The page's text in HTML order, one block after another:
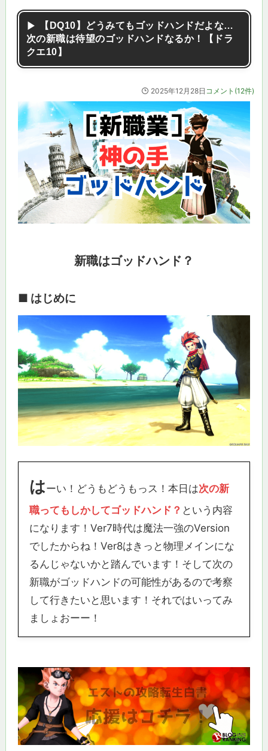
【DQ10】どうみてもゴッドハンドだよな…
次の新職は待望のゴッドハンドなるか！【ドラ
クエ10】
2025年12月28日 コメント(12件)
新職はゴッドハンド？
■ はじめに
はーい！どうもどうもっス！本日は次の新
職ってもしかしてゴッドハンド？ という内容
になります！Ver7時代は魔法一強のVersion
でしたからね！Ver8はきっと物理メインにな
るんじゃないかと踏んでいます！そして次の
新職がゴッドハンドの可能性があるので考察
して行きたいと思います！それではいってみ
ましょおーー！